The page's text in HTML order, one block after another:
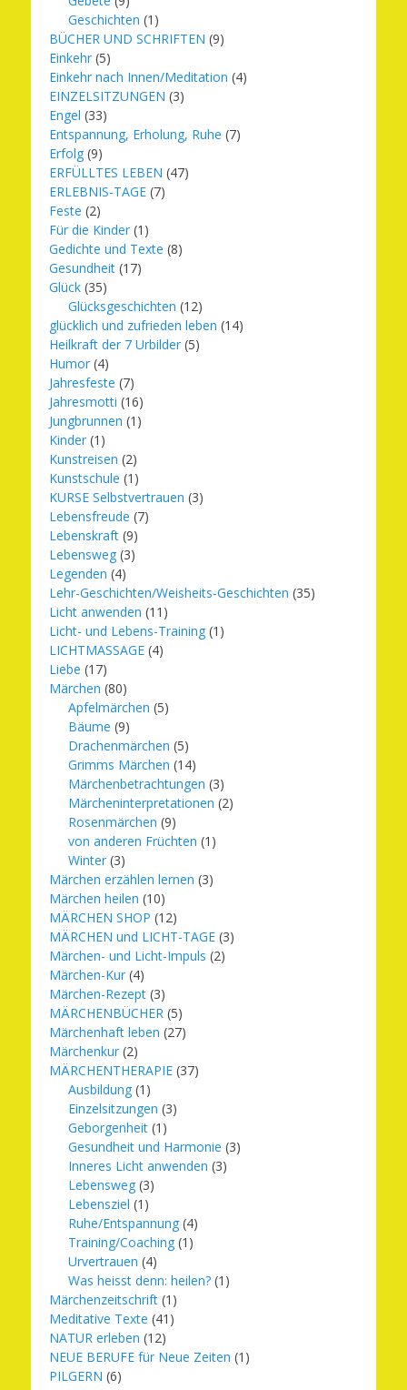
Geschichten (1)
BÜCHER UND SCHRIFTEN (9)
Einkehr (5)
Einkehr nach Innen/Meditation (4)
EINZELSITZUNGEN (3)
Engel (33)
Entspannung, Erholung, Ruhe (7)
Erfolg (9)
ERFÜLLTES LEBEN (47)
ERLEBNIS-TAGE (7)
Feste (2)
Für die Kinder (1)
Gedichte und Texte (8)
Gesundheit (17)
Glück (35)
Glücksgeschichten (12)
glücklich und zufrieden leben (14)
Heilkraft der 7 Urbilder (5)
Humor (4)
Jahresfeste (7)
Jahresmotti (16)
Jungbrunnen (1)
Kinder (1)
Kunstreisen (2)
Kunstschule (1)
KURSE Selbstvertrauen (3)
Lebensfreude (7)
Lebenskraft (9)
Lebensweg (3)
Legenden (4)
Lehr-Geschichten/Weisheits-Geschichten (35)
Licht anwenden (11)
Licht- und Lebens-Training (1)
LICHTMASSAGE (4)
Liebe (17)
Märchen (80)
Apfelmärchen (5)
Bäume (9)
Drachenmärchen (5)
Grimms Märchen (14)
Märchenbetrachtungen (3)
Märcheninterpretationen (2)
Rosenmärchen (9)
von anderen Früchten (1)
Winter (3)
Märchen erzählen lernen (3)
Märchen heilen (10)
MÄRCHEN SHOP (12)
MÄRCHEN und LICHT-TAGE (3)
Märchen- und Licht-Impuls (2)
Märchen-Kur (4)
Märchen-Rezept (3)
MÄRCHENBÜCHER (5)
Märchenhaft leben (27)
Märchenkur (2)
MÄRCHENTHERAPIE (37)
Ausbildung (1)
Einzelsitzungen (3)
Geborgenheit (1)
Gesundheit und Harmonie (3)
Inneres Licht anwenden (3)
Lebensweg (3)
Lebensziel (1)
Ruhe/Entspannung (4)
Training/Coaching (1)
Urvertrauen (4)
Was heisst denn: heilen? (1)
Märchenzeitschrift (1)
Meditative Texte (41)
NATUR erleben (12)
NEUE BERUFE für Neue Zeiten (1)
PILGERN (6)